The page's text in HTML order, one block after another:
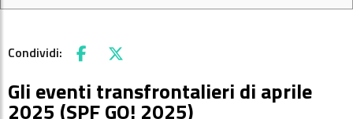
Condividi: Facebook
X
Gli eventi transfrontalieri di aprile
2025 (SPF GO! 2025)